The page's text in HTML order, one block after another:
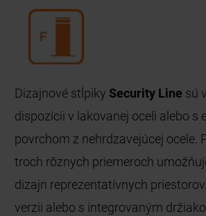
Dizajnové stĺpiky Security Line sú
dispozícii v lakovanej oceli alebo s
povrchom z nehrdzavejúcej ocele.
troch rôznych priemeroch
dizajn reprezentatívnych
verzii alebo s integrovaným